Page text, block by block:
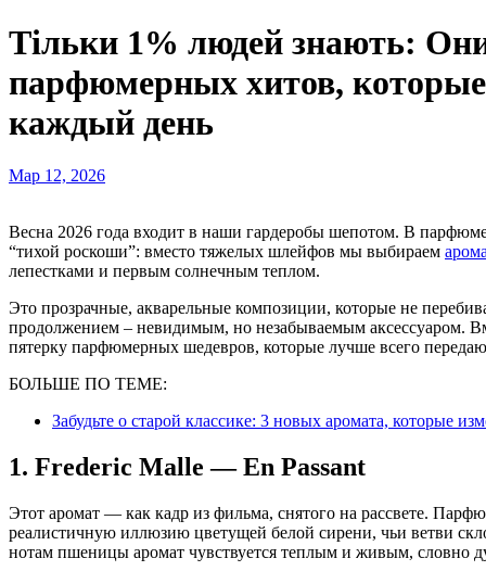
Тільки 1% людей знають:
парфюмерных хитов, которые
каждый день
Мар 12, 2026
Весна 2026 года входит в наши гардеробы шепотом. В парфюмерном мире этот сезон ознаменовался возвращением к
“тихой роскоши”: вместо тяжелых шлейфов мы выбираем
лепестками и первым солнечным теплом.
Это прозрачные, акварельные композиции, которые не
продолжением – невидимым, но незабываемым аксессуаром.
пятерку парфюмерных шедевров, которые лучше всего
БОЛЬШЕ ПО ТЕМЕ:
Забудьте о старой классике: 3 новых аромата, которые
1. Frederic Malle — En Passant
Этот аромат — как кадр из фильма, снятого на рассвете.
реалистичную иллюзию цветущей белой сирени, чьи ветви
нотам пшеницы аромат чувствуется теплым и живым, словно